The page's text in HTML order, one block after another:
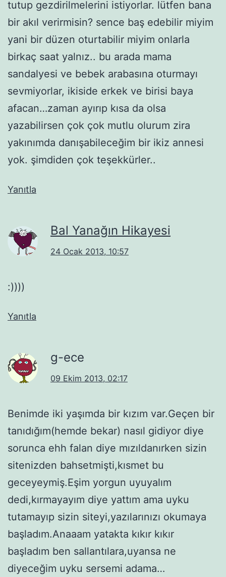
tutup gezdirilmelerini istiyorlar. lütfen bana
bir akıl verirmisin? sence baş edebilir miyim
yani bir düzen oturtabilir miyim onlarla
birkaç saat yalnız.. bu arada mama
sandalyesi ve bebek arabasına oturmayı
sevmiyorlar, ikiside erkek ve birisi baya
afacan…zaman ayırıp kısa da olsa
yazabilirsen çok çok mutlu olurum zira
yakınımda danışabileceğim bir ikiz annesi
yok. şimdiden çok teşekkürler..
Yanıtla
Bal Yanağın Hikayesi
24 Ocak 2013, 10:57
:))))
Yanıtla
g-ece
09 Ekim 2013, 02:17
Benimde iki yaşımda bir kızım var.Geçen bir
tanıdığım(hemde bekar) nasıl gidiyor diye
sorunca ehh falan diye mızıldanırken sizin
sitenizden bahsetmişti,kısmet bu
geceyeymiş.Eşim yorgun uyuyalım
dedi,kırmayayım diye yattım ama uyku
tutamayıp sizin siteyi,yazılarınızı okumaya
başladım.Anaaam yatakta kıkır kıkır
başladım ben sallantılara,uyansa ne
diyeceğim uyku sersemi adama…